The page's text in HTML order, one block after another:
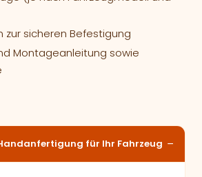
zur sicheren Befestigung
Montageanleitung sowie
für Ihr Fahrzeug